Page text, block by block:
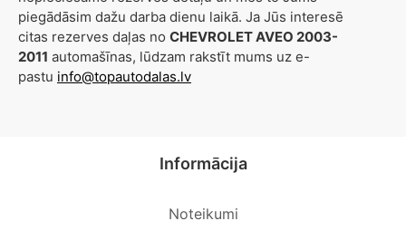
piegādāsim dažu darba dienu laikā. Ja Jūs interesē
citas rezerves daļas no CHEVROLET AVEO 2003-
2011 automašīnas, lūdzam rakstīt mums uz e-
pastu info@topautodalas.lv
Informācija
Noteikumi